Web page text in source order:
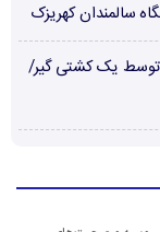
سالمندان کهریزک
توسط یک کشتی گیر/